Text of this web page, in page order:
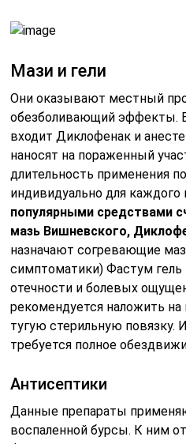
Мази и гели
Они оказывают местный
обезболивающий эффекты.
входит Диклофенак и
наносят на пораженный
длительность применения
индивидуально для каждого
популярными средствами
мазь Вишневского,
назначают согревающие
симптоматики) Фастум
отечности и болевых
рекомендуется наложить
тугую стерильную повязку.
требуется полное
Антисептики
Данные препараты
воспаленной бурсы. К ним